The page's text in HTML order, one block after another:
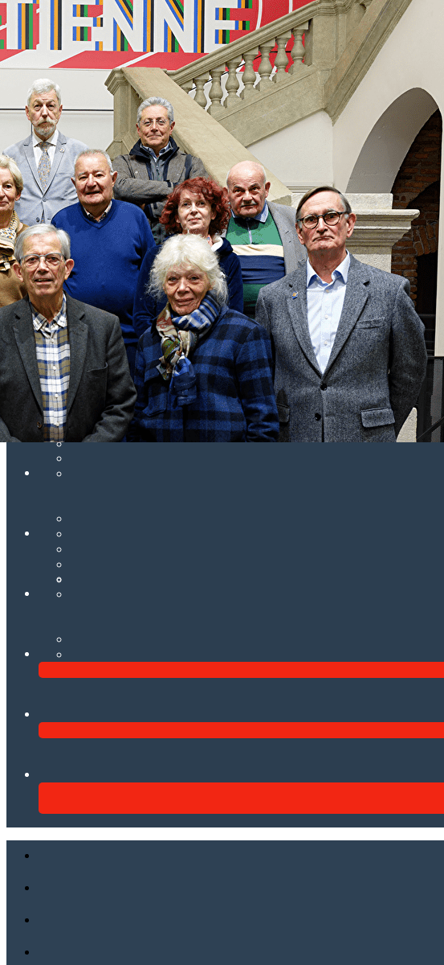
Exporter les lignes sélectionnées
Exporter toutes les colonnes
Exporter uniquement les colonnes affichées
Menu
<
Actualités
Qui sommes-nous
Son fonctionnement
Contact
Ajoutez un logo, un bouton, des réseaux sociaux
Cliquez pour éditer